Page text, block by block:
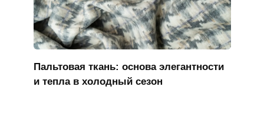
Пальтовая ткань: основа элегантности
и тепла в холодный сезон